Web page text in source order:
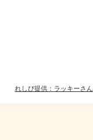
れしぴ提供：ラッキーさん